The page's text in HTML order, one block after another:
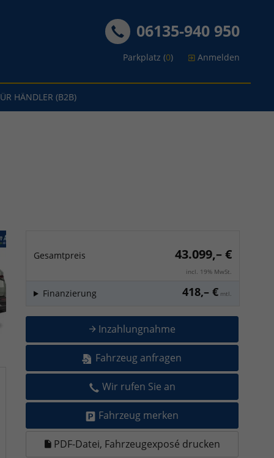
06135-940 950
Parkplatz (0) Anmelden
HÄNDLER (B2B)
Gesamtpreis 43.099,– €
incl. 19% MwSt.
418,– € mtl.
Finanzierung
Inzahlungnahme
Fahrzeug anfragen
Wir rufen Sie an
Fahrzeug merken
PDF-Datei, Fahrzeugexposé drucken